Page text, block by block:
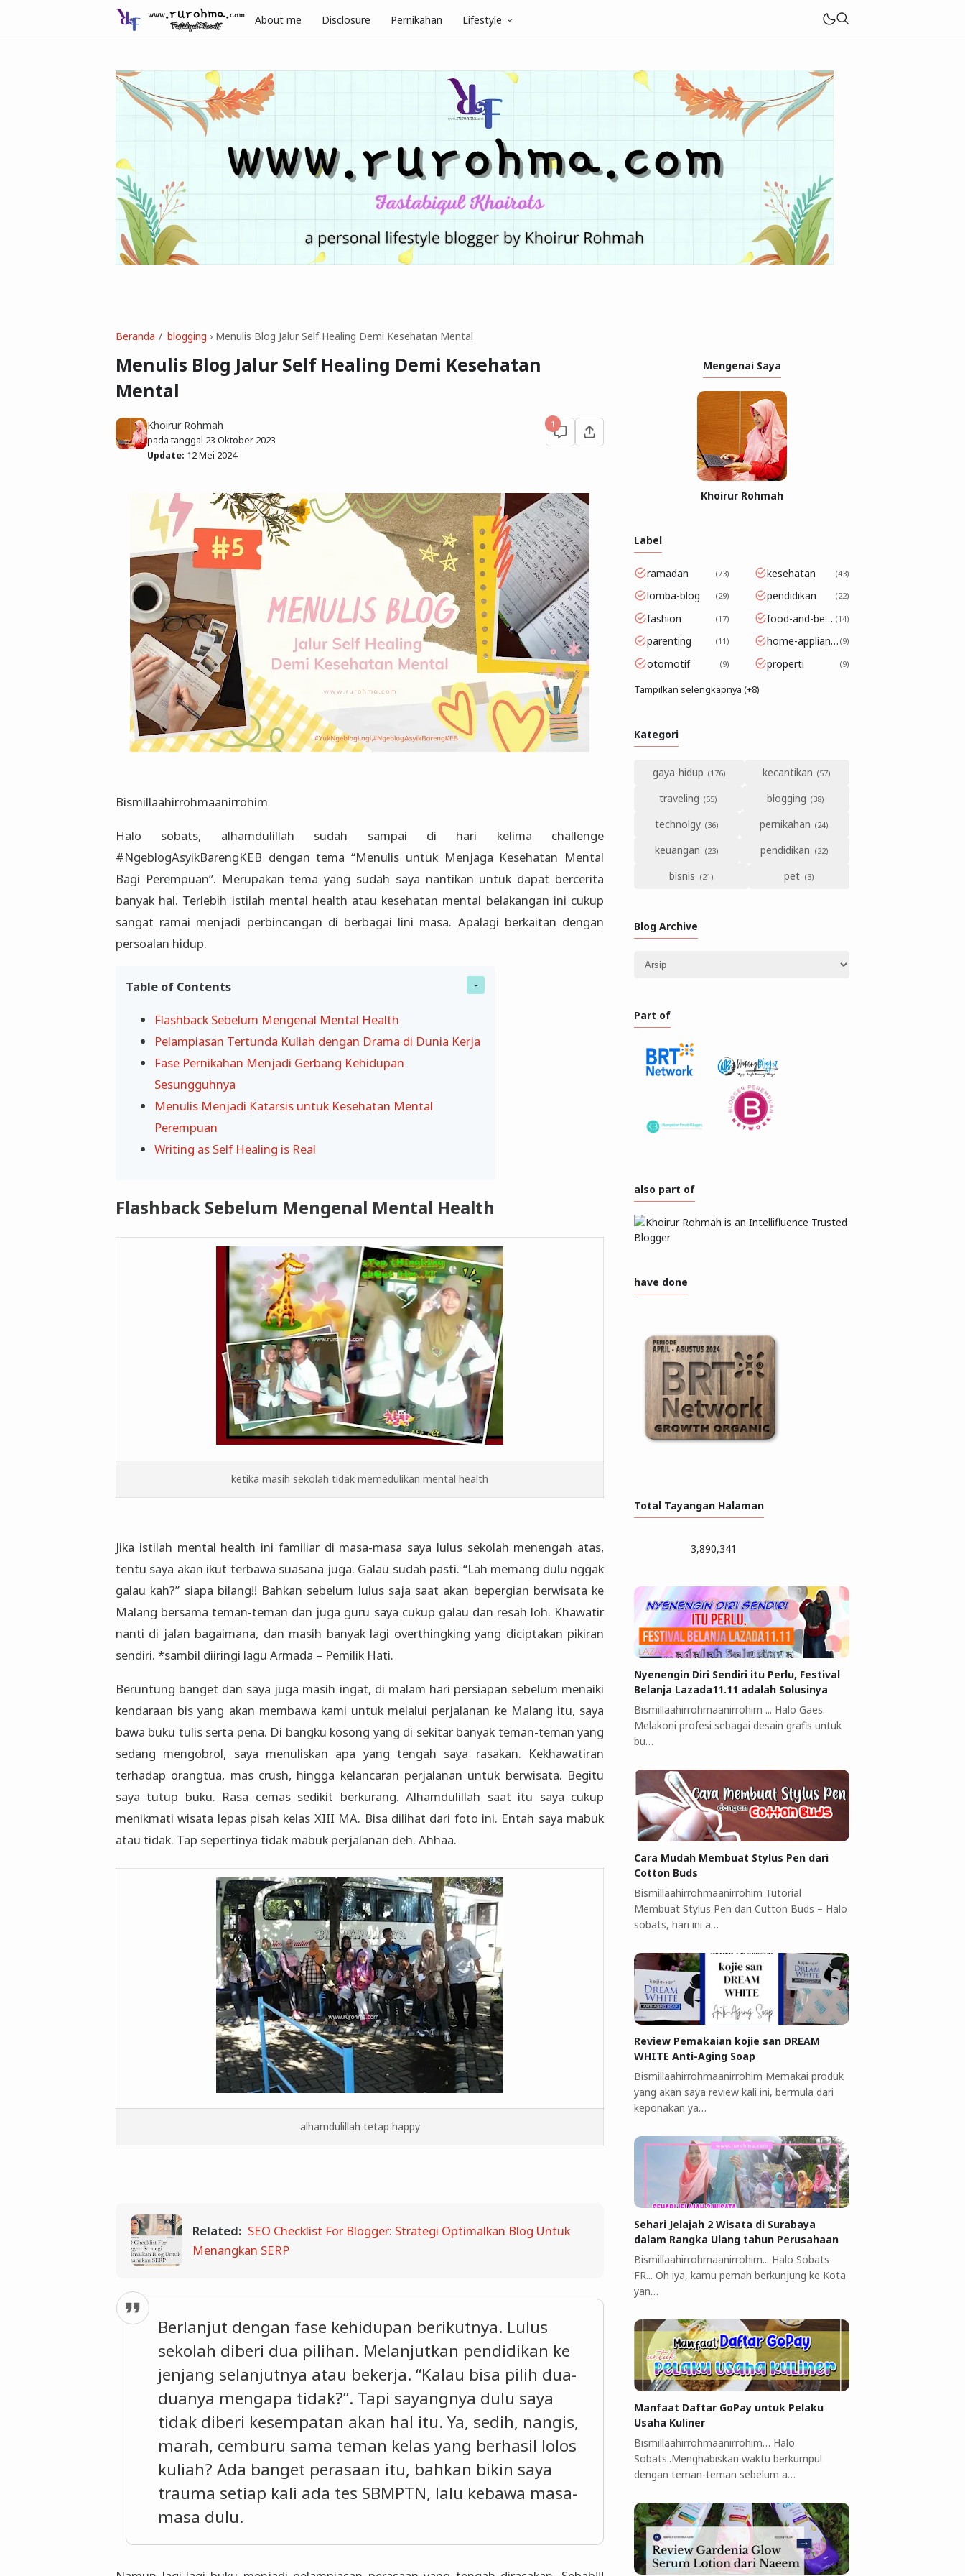
About me Disclosure Pernikahan Lifestyle
Beranda blogging › Menulis Blog Jalur Self Healing Demi Kesehatan Mental
Menulis Blog Jalur Self Healing Demi Kesehatan
Mental
Khoirur Rohmah
pada tanggal 23 Oktober 2023
Update: 12 Mei 2024
1
Bismillaahirrohmaanirrohim
Halo sobats, alhamdulillah sudah sampai di hari kelima challenge
#NgeblogAsyikBarengKEB dengan tema “Menulis untuk Menjaga Kesehatan Mental
Bagi Perempuan”. Merupakan tema yang sudah saya nantikan untuk dapat bercerita
banyak hal. Terlebih istilah mental health atau kesehatan mental belakangan ini cukup
sangat ramai menjadi perbincangan di berbagai lini masa. Apalagi berkaitan dengan
persoalan hidup.
Table of Contents
Flashback Sebelum Mengenal Mental Health
Pelampiasan Tertunda Kuliah dengan Drama di Dunia Kerja
Fase Pernikahan Menjadi Gerbang Kehidupan
Sesungguhnya
Menulis Menjadi Katarsis untuk Kesehatan Mental
Perempuan
Writing as Self Healing is Real
Flashback Sebelum Mengenal Mental Health
ketika masih sekolah tidak memedulikan mental health
Jika istilah mental health ini familiar di masa-masa saya lulus sekolah menengah atas,
tentu saya akan ikut terbawa suasana juga. Galau sudah pasti. “Lah memang dulu nggak
galau kah?” siapa bilang!! Bahkan sebelum lulus saja saat akan bepergian berwisata ke
Malang bersama teman-teman dan juga guru saya cukup galau dan resah loh. Khawatir
nanti di jalan bagaimana, dan masih banyak lagi overthingking yang diciptakan pikiran
sendiri. *sambil diiringi lagu Armada – Pemilik Hati.
Beruntung banget dan saya juga masih ingat, di malam hari persiapan sebelum menaiki
kendaraan bis yang akan membawa kami untuk melalui perjalanan ke Malang itu, saya
bawa buku tulis serta pena. Di bangku kosong yang di sekitar banyak teman-teman yang
sedang mengobrol, saya menuliskan apa yang tengah saya rasakan. Kekhawatiran
terhadap orangtua, mas crush, hingga kelancaran perjalanan untuk berwisata. Begitu
saya tutup buku. Rasa cemas sedikit berkurang. Alhamdulillah saat itu saya cukup
menikmati wisata lepas pisah kelas XIII MA. Bisa dilihat dari foto ini. Entah saya mabuk
atau tidak. Tap sepertinya tidak mabuk perjalanan deh. Ahhaa.
alhamdulillah tetap happy
Related: SEO Checklist For Blogger: Strategi Optimalkan Blog Untuk
Menangkan SERP
Berlanjut dengan fase kehidupan berikutnya. Lulus
sekolah diberi dua pilihan. Melanjutkan pendidikan ke
jenjang selanjutnya atau bekerja. “Kalau bisa pilih dua-
duanya mengapa tidak?”. Tapi sayangnya dulu saya
tidak diberi kesempatan akan hal itu. Ya, sedih, nangis,
marah, cemburu sama teman kelas yang berhasil lolos
kuliah? Ada banget perasaan itu, bahkan bikin saya
trauma setiap kali ada tes SBMPTN, lalu kebawa masa-
masa dulu.
Mengenai Saya
Khoirur Rohmah
Label
ramadan 73 kesehatan 43
lomba-blog 29 pendidikan 22
fashion 17 food-and-beverage 14
parenting 11 home-appliance 9
otomotif 9 properti 9
Tampilkan selengkapnya (+8)
Kategori
gaya-hidup
kecantikan
traveling
blogging
technolgy
pernikahan
keuangan
pendidikan
bisnis
pet
Blog Archive
Part of
also part of
have done
Total Tayangan Halaman
3,890,341
Nyenengin Diri Sendiri itu Perlu, Festival
Belanja Lazada11.11 adalah Solusinya
Bismillaahirrohmaanirrohim ... Halo Gaes.
Melakoni profesi sebagai desain grafis untuk
bu…
Cara Mudah Membuat Stylus Pen dari
Cotton Buds
Bismillaahirrohmaanirrohim Tutorial
Membuat Stylus Pen dari Cutton Buds ‎–‎ Halo
sobats, hari ini a…
Review Pemakaian kojie san DREAM
WHITE Anti-Aging Soap
Bismillaahirrohmaanirrohim Memakai produk
yang akan saya review kali ini, bermula dari
keponakan ya…
Sehari Jelajah 2 Wisata di Surabaya
dalam Rangka Ulang tahun Perusahaan
Bismillaahirrohmaanirrohim... Halo Sobats
FR... Oh iya, kamu pernah berkunjung ke Kota
yan…
Manfaat Daftar GoPay untuk Pelaku
Usaha Kuliner ‎
Bismillaahirrohmaanirrohim…‎ Halo
Sobats..Menghabiskan waktu berkumpul
dengan teman-teman sebelum a…